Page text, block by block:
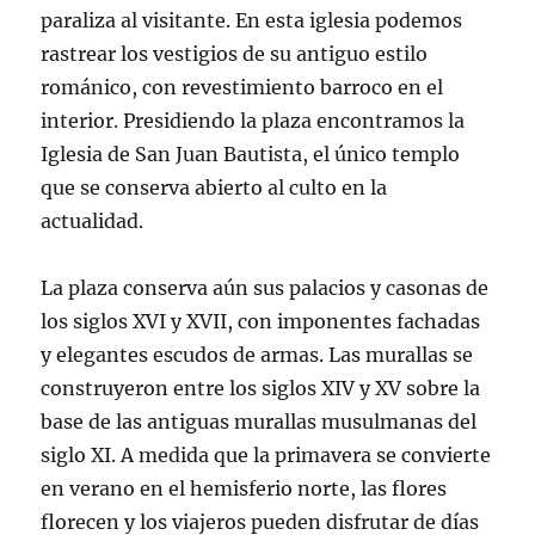
paraliza al visitante. En esta iglesia podemos
rastrear los vestigios de su antiguo estilo
románico, con revestimiento barroco en el
interior. Presidiendo la plaza encontramos la
Iglesia de San Juan Bautista, el único templo
que se conserva abierto al culto en la
actualidad.
La plaza conserva aún sus palacios y casonas de
los siglos XVI y XVII, con imponentes fachadas
y elegantes escudos de armas. Las murallas se
construyeron entre los siglos XIV y XV sobre la
base de las antiguas murallas musulmanas del
siglo XI. A medida que la primavera se convierte
en verano en el hemisferio norte, las flores
florecen y los viajeros pueden disfrutar de días